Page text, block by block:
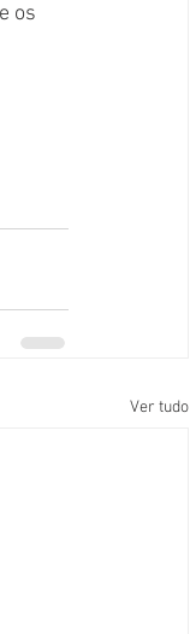
os
Ver tudo